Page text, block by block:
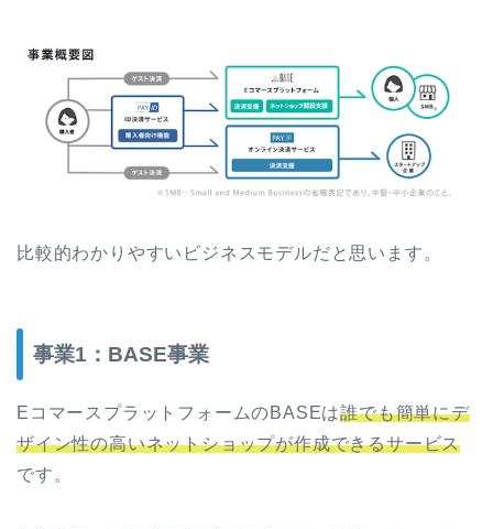
比較的わかりやすいビジネスモデルだと思います。
事業1：BASE事業
EコマースプラットフォームのBASEは誰でも簡単にデ
ザイン性の高いネットショップが作成できるサービス
です。